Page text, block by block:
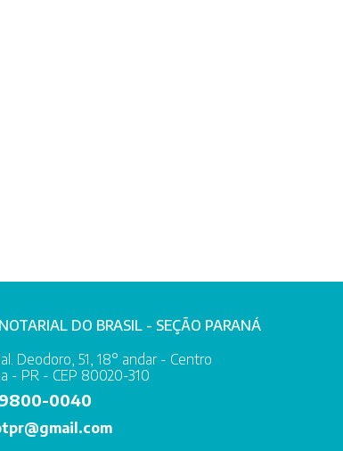
DO BRASIL - SEÇÃO PARANÁ
Deodoro, 51, 18° andar - Centro
- PR - CEP 80020-310
0040